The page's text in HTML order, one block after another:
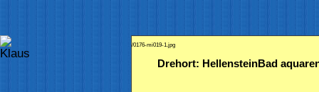
/0176-mi019-1.jpg
Drehort: HellensteinBad